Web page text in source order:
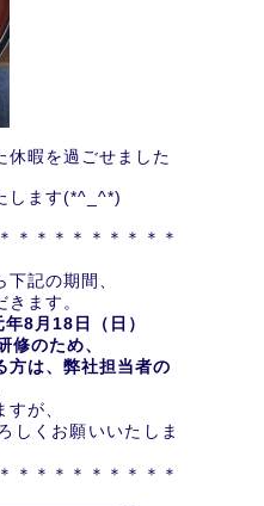
休暇を過ごせました
します(*^_^*)
＊＊＊＊＊＊＊＊＊
記の期間、
ます。
年8 月18 日（日）
修のため、
方は、弊社担当者の
が、
しくお願いいたしま
＊＊＊＊＊＊＊＊＊